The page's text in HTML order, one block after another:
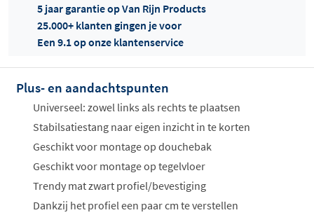
Offertes
ophalen...
5 jaar garantie op Van Rijn Products
25.000+ klanten gingen je voor
Een 9.1 op onze klantenservice
Plus- en aandachtspunten
Universeel: zowel links als rechts te plaatsen
Stabilsatiestang naar eigen inzicht in te korten
Geschikt voor montage op douchebak
Geschikt voor montage op tegelvloer
Trendy mat zwart profiel/bevestiging
Dankzij het profiel een paar cm te verstellen